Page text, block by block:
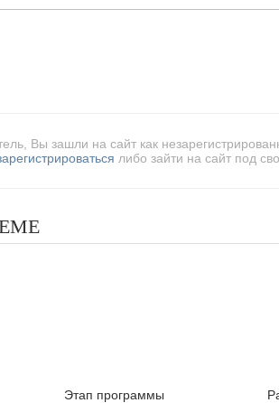
Вы зашли на сайт как
либо зайти на сайт под
Этап программы